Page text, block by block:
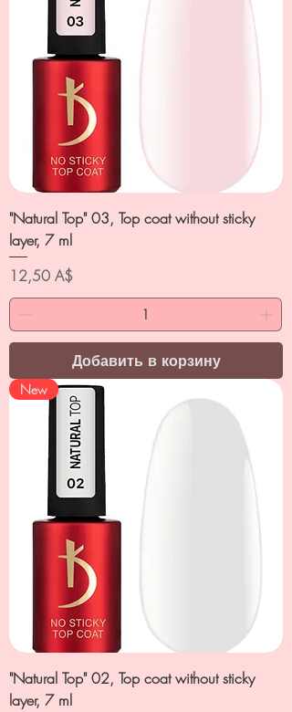
"Natural Top" 03, Top coat without sticky
layer, 7 ml
Цена
12,50 A$
Добавить в корзину
New
"Natural Top" 02, Top coat without sticky
layer, 7 ml